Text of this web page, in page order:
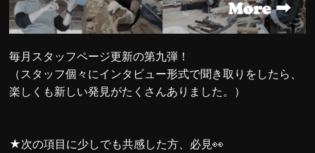
毎月スタッフページ更新の第九弾！
（スタッフ個々にインタビュー形式で聞き取りをしたら、
楽しくも新しい発見がたくさんありました。）
★次の項目に少しでも共感した方、必見👀